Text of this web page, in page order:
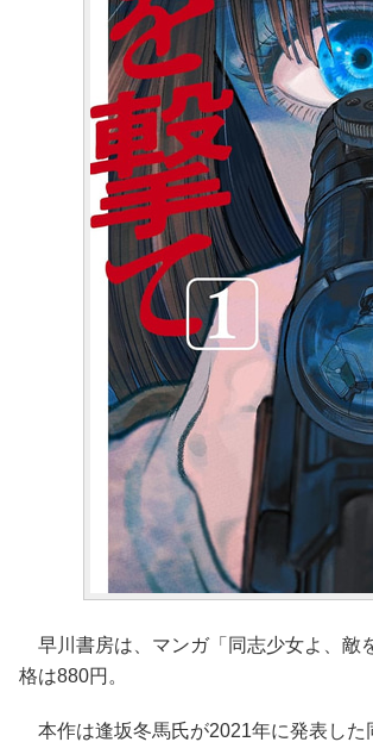
早川書房は、マンガ「同志少女よ、敵
格は880円。
本作は逢坂冬馬氏が2021年に発表した